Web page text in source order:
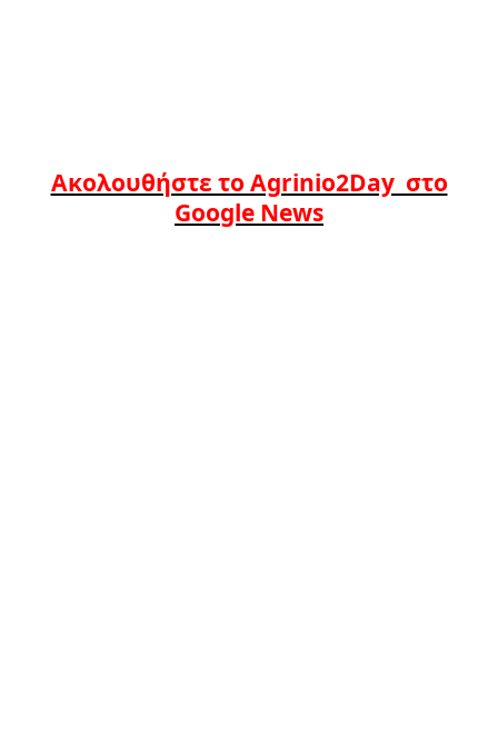
Ακολουθήστε το Agrinio2Day στο
Google News